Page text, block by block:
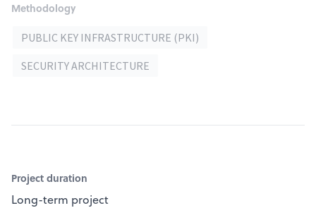
Methodology
PUBLIC KEY INFRASTRUCTURE (PKI)
SECURITY ARCHITECTURE
Project duration
Long-term project